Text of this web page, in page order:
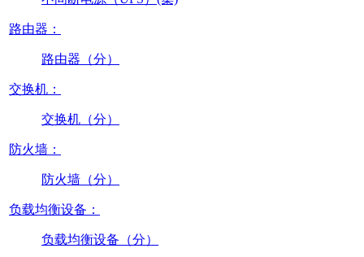
路由器：
路由器（分）
交换机：
交换机（分）
防火墙：
防火墙（分）
负载均衡设备：
负载均衡设备（分）